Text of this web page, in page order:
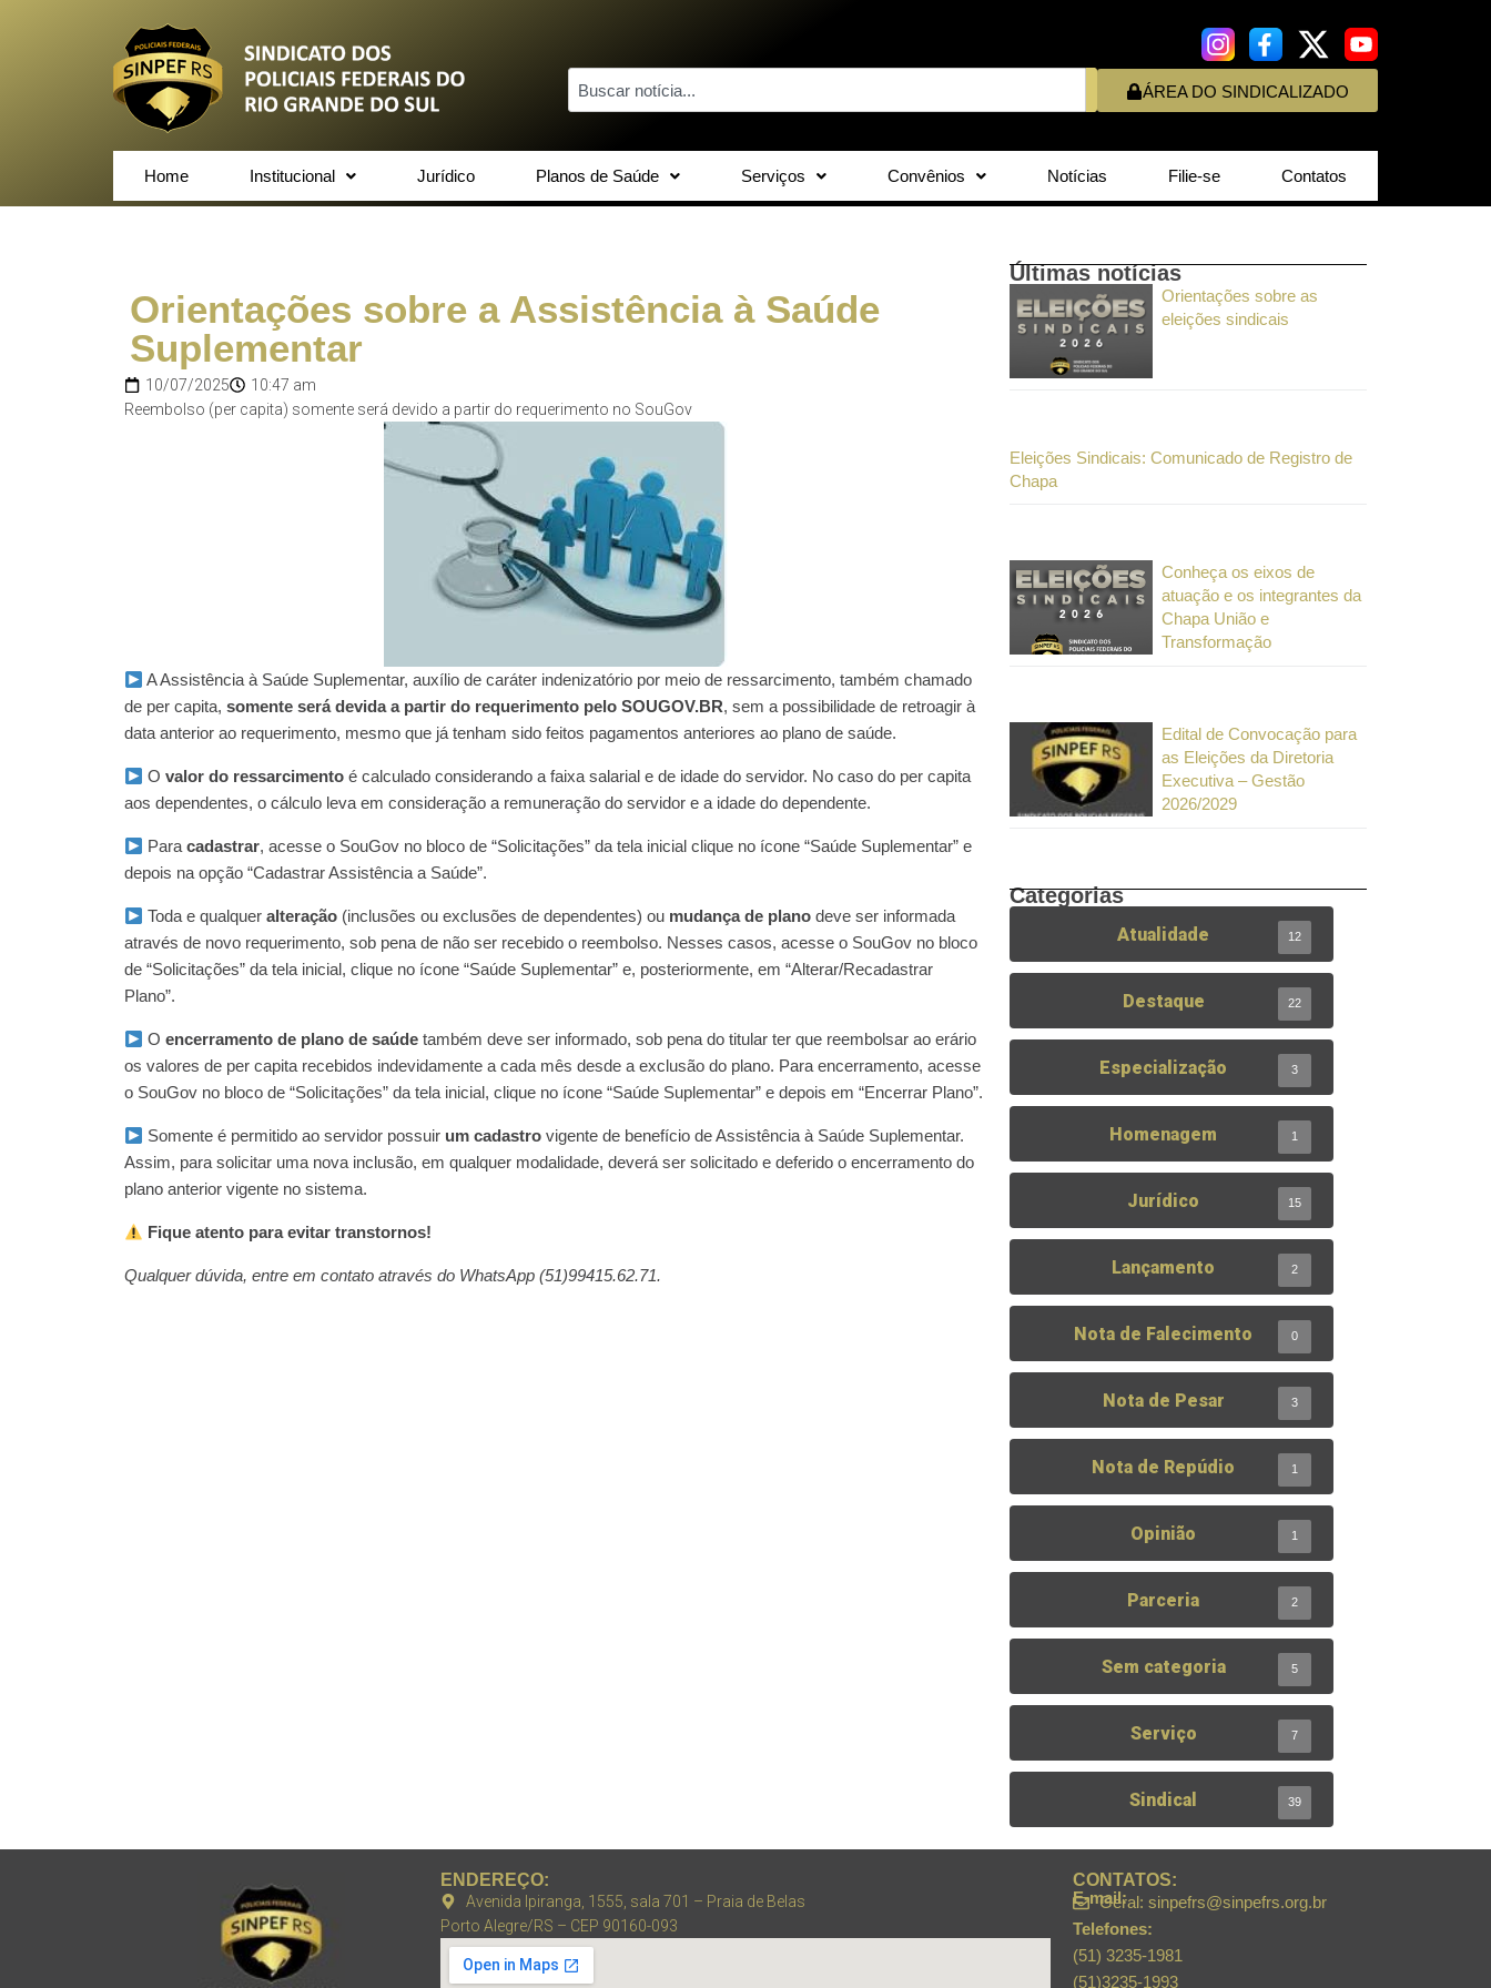
ÁREA DO SINDICALIZADO
Home Institucional Jurídico Planos de Saúde Serviços Convênios Notícias Filie-se Contatos
Orientações sobre a Assistência à Saúde
Suplementar
10/07/2025
10:47 am
Reembolso (per capita) somente será devido a partir do requerimento no SouGov
A Assistência à Saúde Suplementar, auxílio de caráter indenizatório por meio de ressarcimento, também chamado
de per capita, somente será devida a partir do requerimento pelo SOUGOV.BR, sem a possibilidade de retroagir à
data anterior ao requerimento, mesmo que já tenham sido feitos pagamentos anteriores ao plano de saúde.
Ovalor do ressarcimento é calculado considerando a faixa salarial e de idade do servidor. No caso do per capita
aos dependentes, o cálculo leva em consideração a remuneração do servidor e a idade do dependente.
Paracadastrar, acesse o SouGov no bloco de “Solicitações” da tela inicial clique no ícone “Saúde Suplementar” e
depois na opção “Cadastrar Assistência a Saúde”.
Toda e qualqueralteração (inclusões ou exclusões de dependentes) ou mudança de plano deve ser informada
através de novo requerimento, sob pena de não ser recebido o reembolso. Nesses casos, acesse o SouGov no bloco
de “Solicitações” da tela inicial, clique no ícone “Saúde Suplementar” e, posteriormente, em “Alterar/Recadastrar
Plano”.
Oencerramento de plano de saúde também deve ser informado, sob pena do titular ter que reembolsar ao erário
os valores de per capita recebidos indevidamente a cada mês desde a exclusão do plano. Para encerramento, acesse
o SouGov no bloco de “Solicitações” da tela inicial, clique no ícone “Saúde Suplementar” e depois em “Encerrar Plano”.
Somente é permitido ao servidor possuir um cadastro vigente de benefício de Assistência à Saúde Suplementar.
Assim, para solicitar uma nova inclusão, em qualquer modalidade, deverá ser solicitado e deferido o encerramento do
plano anterior vigente no sistema.
Fique atento para evitar transtornos!
Qualquer dúvida, entre em contato através do WhatsApp (51)99415.62.71.
Últimas notícias
Orientações sobre as
eleições sindicais
Eleições Sindicais: Comunicado de Registro de
Chapa
Conheça os eixos de
atuação e os integrantes da
Chapa União e
Transformação
Edital de Convocação para
as Eleições da Diretoria
Executiva – Gestão
2026/2029
Categorias
Atualidade 12
Destaque 22
Especialização 3
Homenagem 1
Jurídico 15
Lançamento 2
Nota de Falecimento 0
Nota de Pesar 3
Nota de Repúdio 1
Opinião 1
Parceria 2
Sem categoria 5
Serviço 7
Sindical 39
ENDEREÇO:
Avenida Ipiranga, 1555, sala 701 – Praia de Belas
Porto Alegre/RS – CEP 90160-093
CONTATOS:
E-mail:Geral: sinpefrs@sinpefrs.org.br
Telefones:
(51) 3235-1981
(51)3235-1993